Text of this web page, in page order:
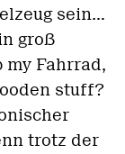
sein...
groß
my Fahrrad,
stuff?
trotz der